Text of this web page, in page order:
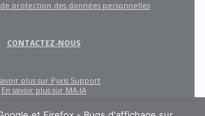
protection des données personnelles
CONTACTEZ-NOUS
plus sur Pyxis Support
En savoir plus sur MA-IA